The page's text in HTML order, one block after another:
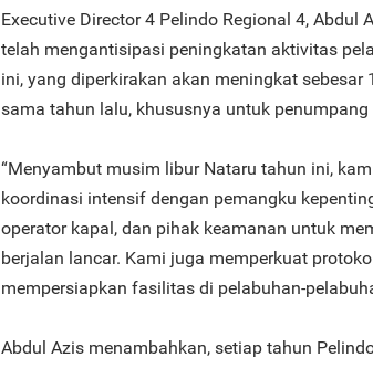
Executive Director 4 Pelindo Regional 4, Abdul
telah mengantisipasi peningkatan aktivitas
ini, yang diperkirakan akan meningkat sebesar
sama tahun lalu, khususnya untuk
“Menyambut musim libur Nataru tahun ini,
koordinasi intensif dengan pemangku
operator kapal, dan pihak keamanan untuk
berjalan lancar. Kami juga memperkuat
mempersiapkan fasilitas di pelabuhan-
Abdul Azis menambahkan, setiap tahun